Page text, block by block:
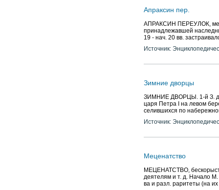
Апраксин пер.
АПРАКСИН ПЕРЕУЛОК,
принадлежавшей
19 - нач. 20 вв.
Источник:
Зимние дворцы
ЗИМНИЕ ДВОРЦЫ. 1-й З. д. -
царя Петра I на левом
селившихся по
Источник:
Меценатство
МЕЦЕНАТСТВО,
деятелям и т. д. Начало
ва и разл. раритеты (на